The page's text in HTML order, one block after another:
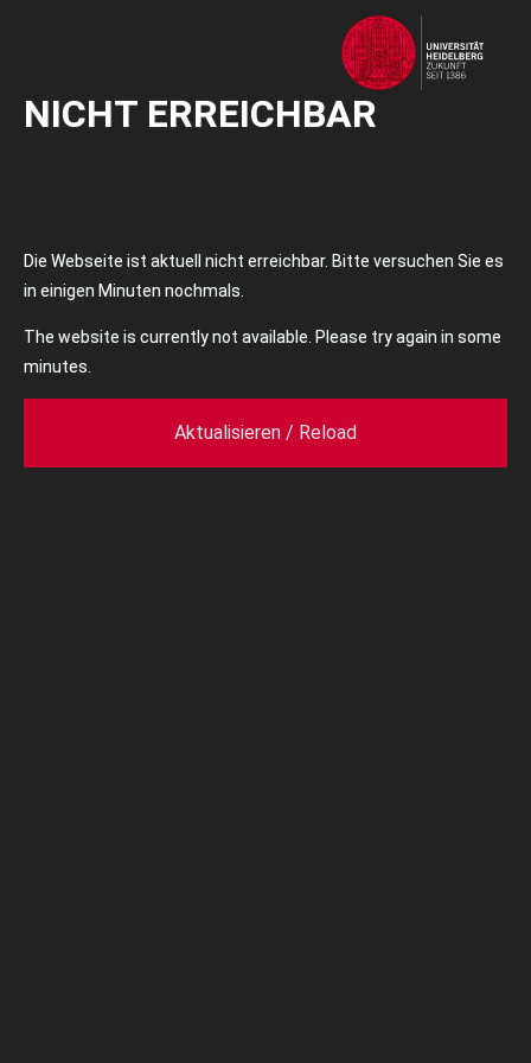
NICHT ERREICHBAR
Die Webseite ist aktuell nicht erreichbar. Bitte versuchen Sie es
in einigen Minuten nochmals.
The website is currently not available. Please try again in some
minutes.
Aktualisieren / Reload